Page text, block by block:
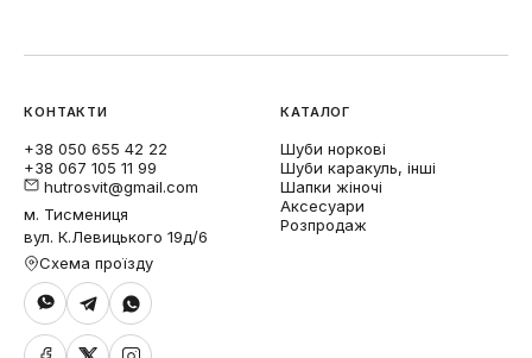
КОНТАКТИ
+38 050 655 42 22
+38 067 105 11 99
hutrosvit@gmail.com
м. Тисмениця
вул. К.Левицького 19д/6
Схема проїзду
КАТАЛОГ
Шуби норкові
Шуби каракуль, інші
Шапки жіночі
Аксесуари
Розпродаж